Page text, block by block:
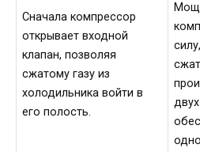
Сначала компрессор
открывает входной
клапан, позволяя
сжатому газу из
холодильника войти в
его полость.